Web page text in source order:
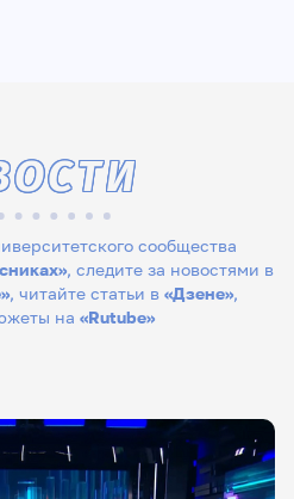
сообщества
, следите за новостями в
, читайте статьи в «Дзене»,
на «Rutube»